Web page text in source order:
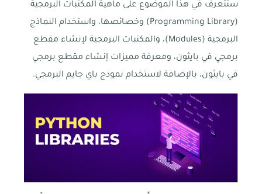
ستتعرف في هذا الموضوع على ماهية المكتبات البرمجية
(Programming Library) وخصائصها، واستخدام النماذج
البرمجية (Modules)، والمكتبات البرمجية لإنشاء مقطع
برمجي في بايثون، ومعرفة مميزات إنشاء مقطع برمجي
في بايثون، بالإضافة لاستخدام نموذج باي جايم البرمجي.